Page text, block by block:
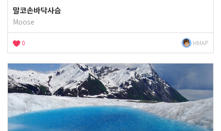
말코손바닥사슴
Moose
0 HMAP